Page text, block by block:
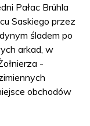
Pałac Brühla
Saskiego przez
śladem po
arkad, w
-
obchodów